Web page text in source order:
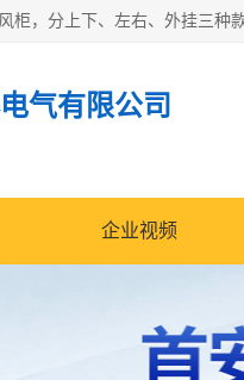
气有限公司
企业视频